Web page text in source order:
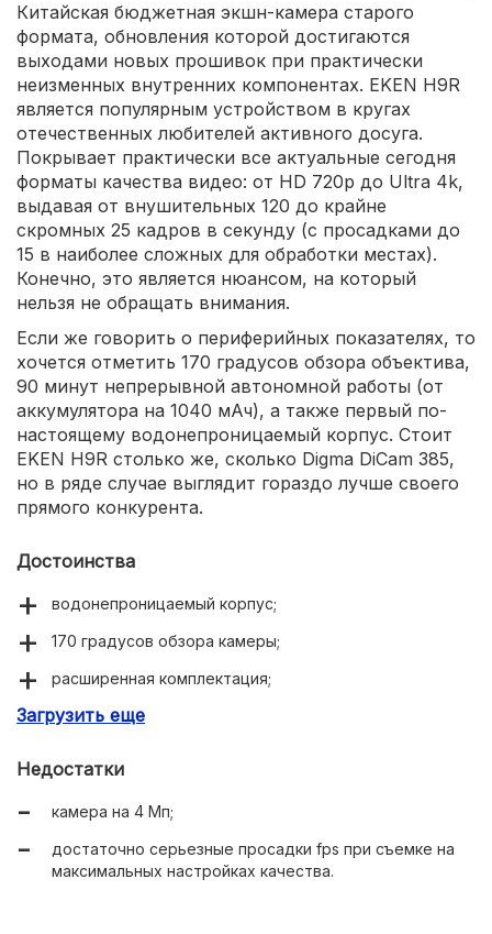
Китайская бюджетная экшн-камера старого
формата, обновления которой достигаются
выходами новых прошивок при практически
неизменных внутренних компонентах. EKEN H9R
является популярным устройством в кругах
отечественных любителей активного досуга.
Покрывает практически все актуальные сегодня
форматы качества видео: от HD 720p до Ultra 4k,
выдавая от внушительных 120 до крайне
скромных 25 кадров в секунду (с просадками до
15 в наиболее сложных для обработки местах).
Конечно, это является нюансом, на который
нельзя не обращать внимания.
Если же говорить о периферийных показателях, то
хочется отметить 170 градусов обзора объектива,
90 минут непрерывной автономной работы (от
аккумулятора на 1040 мАч), а также первый по-
настоящему водонепроницаемый корпус. Стоит
EKEN H9R столько же, сколько Digma DiCam 385,
но в ряде случае выглядит гораздо лучше своего
прямого конкурента.
Достоинства
водонепроницаемый корпус;
170 градусов обзора камеры;
расширенная комплектация;
наличие Wi-Fi модуля.
Загрузить еще
Недостатки
камера на 4 Мп;
достаточно серьезные просадки fps при съемке на
максимальных настройках качества.